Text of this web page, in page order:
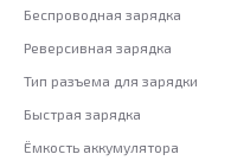
Беспроводная зарядка
Реверсивная зарядка
Тип разъема для зарядки
Быстрая зарядка
Ёмкость аккумулятора